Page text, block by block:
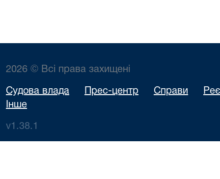
2026 © Всі права захищені
Судова влада Прес-центр Справи
Інше
v1.38.1